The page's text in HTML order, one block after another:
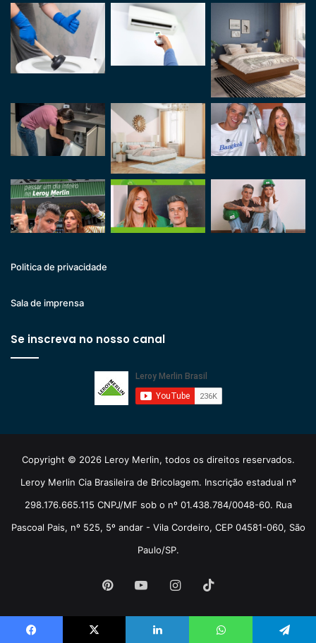
Politica de privacidade
Sala de imprensa
Se inscreva no nosso canal
Copyright © 2026 Leroy Merlin, todos os direitos reservados.
Leroy Merlin Cia Brasileira de Bricolagem. Inscrição estadual nº
298.176.665.115 CNPJ/MF sob o nº 01.438.784/0048-60. Rua
Pascoal Pais, nº 525, 5º andar - Vila Cordeiro, CEP 04581-060, São
Paulo/SP.
PinterestYouTubeInstagram